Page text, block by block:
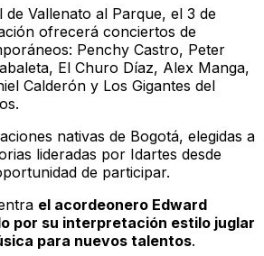
Vallenato al Parque, el 3 de
ofrecerá conciertos de
Penchy Castro, Peter
El Churo Díaz, Alex Manga,
Calderón y Los Gigantes del
nativas de Bogotá, elegidas a
lideradas por Idartes desde
de participar.
el acordeonero Edward
por su interpretación estilo juglar
para nuevos talentos.